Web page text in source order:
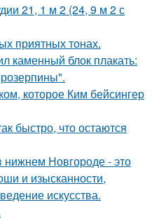
21, 1 м 2 (24, 9 м 2 с
приятных тонах.
каменный блок плакать:
которое Ким бейсингер
быстро, что остаются
Новгороде - это
и изысканности,
искусства.